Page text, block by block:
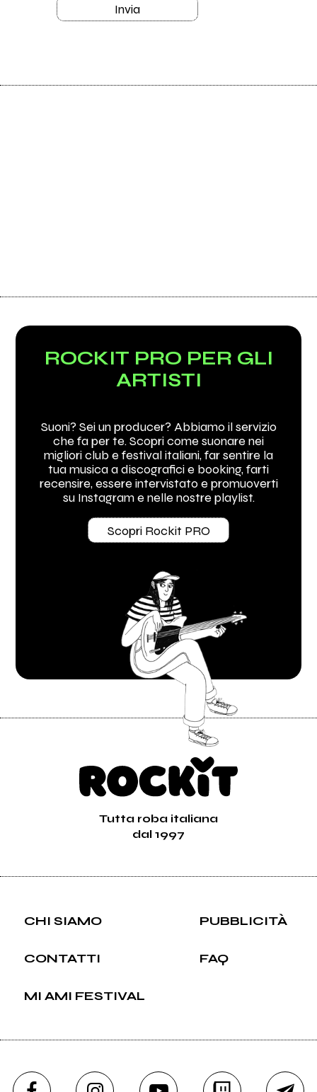
Invia
ROCKIT PRO PER GLI
ARTISTI
Suoni? Sei un producer? Abbiamo il servizio
che fa per te. Scopri come suonare nei
migliori club e festival italiani, far sentire la
tua musica a discografici e booking, farti
recensire, essere intervistato e promuoverti
su Instagram e nelle nostre playlist.
Scopri Rockit PRO
Tutta roba italiana
dal 1997
CHI SIAMO PUBBLICITÀ
CONTATTI FAQ
MI AMI FESTIVAL